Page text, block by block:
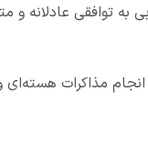
به توافقی عادلانه
مذاکرات